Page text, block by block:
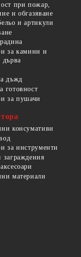
при пожар,
и обгазяване
и артикули
за камини и
дърва
дъжд
готовност
за пушачи
консумативи
за инструменти
заграждения
материали